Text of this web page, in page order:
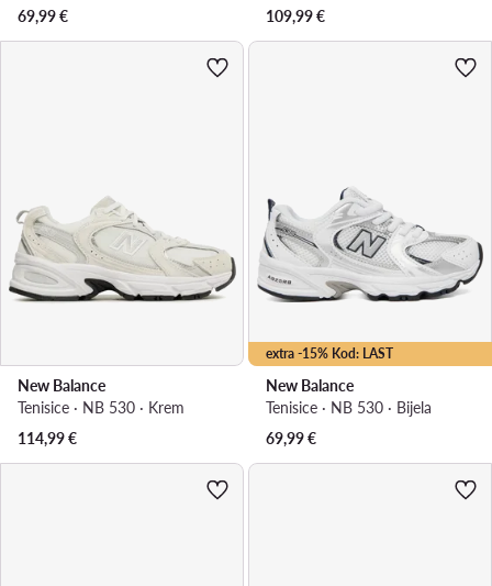
69,99€
109,99€
New Balance
Tenisice · NB 530 · Krem
114,99€
extra -15% Kod: LAST
New Balance
Tenisice · NB 530 · Bijela
69,99€